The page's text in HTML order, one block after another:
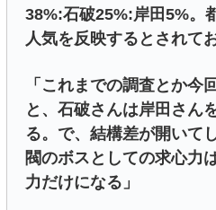
38%:石破25%:岸田5%。
人気を反映するとされてお
「これまでの調査とか今
と、石破さんは岸田さん
る。で、結構差が開いて
閥のボスとしての求心力
力だけになる」